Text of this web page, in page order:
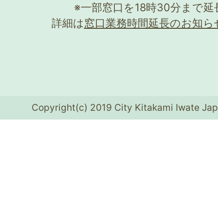
※一部窓口を18時30分まで
詳細は窓口業務時間延長のお知ら
Copyright(c) 2019 City Kitakami Iwate